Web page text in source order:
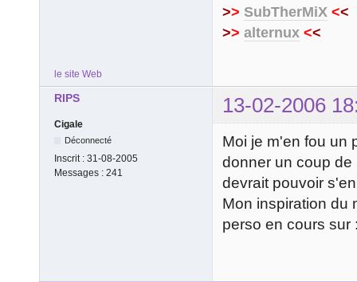
>> SubTherMiX <<
>> alternux <<
le site Web
RIPS 13-02-2006
Cigale
Déconnecté
Inscrit : 31-08-2005
Messages : 241
Moi je m'en fou un
donner un coup de
devrait pouvoir
Mon inspiration du
perso en cours sur